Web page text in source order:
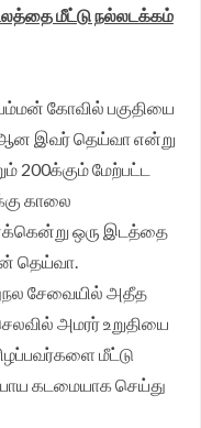
மீட்டு நல்லடக்கம்
கோவில் பகுதியை
ஆன இவர் தெய்வா என்று
மேற்பட்ட
காலை
ஒரு இடத்தை
தெய்வா.
சேவையில் அதீத
அமரர் உறுதியை
மீட்டு
கடமையாக செய்து